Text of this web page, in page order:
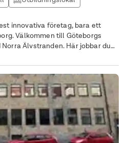
innovativa företag, bara ett
Välkommen till Göteborgs
Älvstranden. Här jobbar du
och teknikutveckling. Ett
ditt företag.